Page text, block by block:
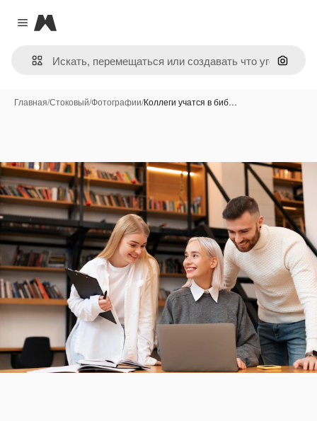
Close menu
Magnific
Поиск
Главная/Стоковый/Фотографии/Коллеги учатся в биб…